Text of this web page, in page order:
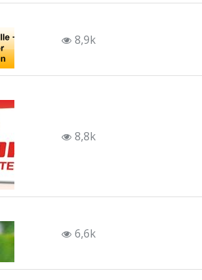
8,9k
8,8k
6,6k